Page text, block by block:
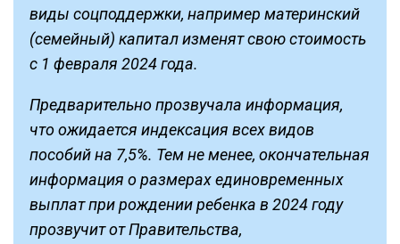
виды соцподдержки, например материнский
(семейный) капитал изменят свою стоимость
с 1 февраля 2024 года.
Предварительно прозвучала информация,
что ожидается индексация всех видов
пособий на 7,5%. Тем не менее, окончательная
информация о размерах единовременных
выплат при рождении ребенка в 2024 году
прозвучит от Правительства,